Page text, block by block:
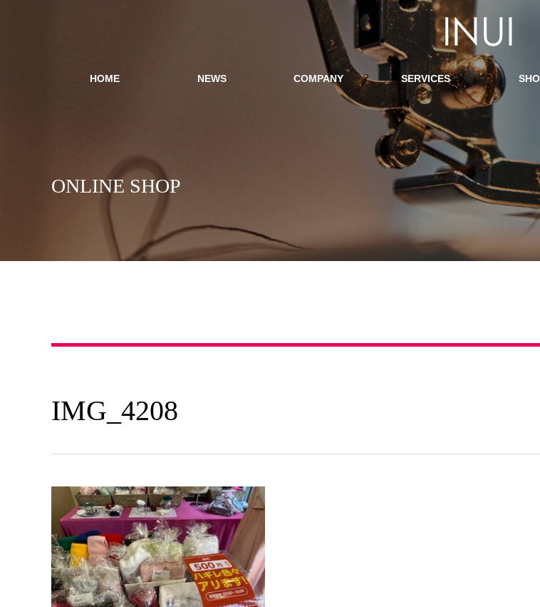
HOME NEWS COMPANY SERVICES
ONLINE SHOP
IMG_4208